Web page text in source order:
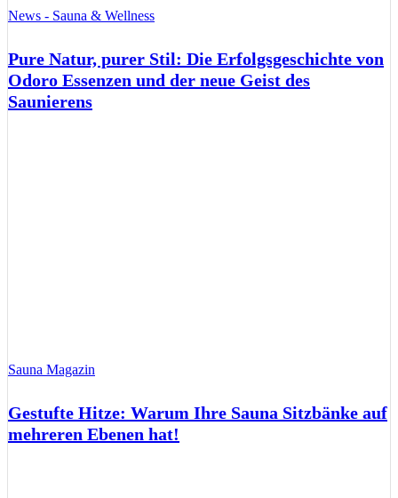
News - Sauna & Wellness
Pure Natur, purer Stil: Die Erfolgsgeschichte von
Odoro Essenzen und der neue Geist des
Saunierens
Sauna Magazin
Gestufte Hitze: Warum Ihre Sauna Sitzbänke auf
mehreren Ebenen hat!